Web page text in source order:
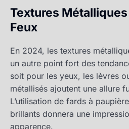
Textures
Feux
En 2024, les textures
un autre point fort des
soit pour les yeux, les lèvres
métallisés ajoutent une allure
L’utilisation de fards à
brillants donnera une
apparence.